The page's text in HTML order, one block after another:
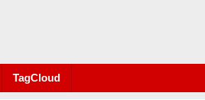
TagCloud